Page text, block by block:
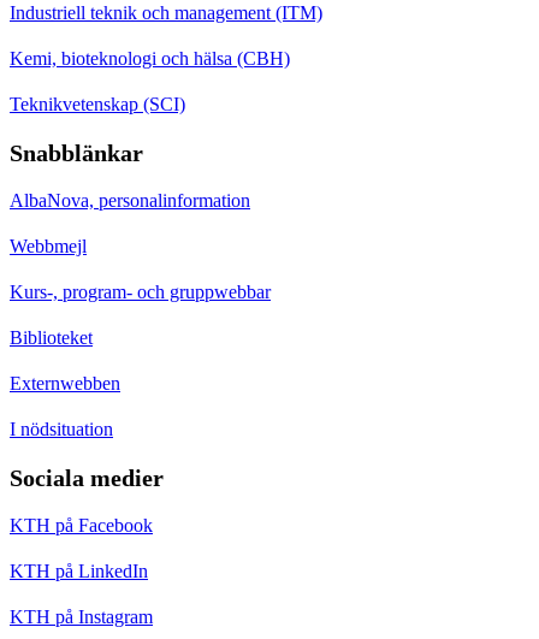
Industriell teknik och management (ITM)
Kemi, bioteknologi och hälsa (CBH)
Teknikvetenskap (SCI)
Snabblänkar
AlbaNova, personalinformation
Webbmejl
Kurs-, program- och gruppwebbar
Biblioteket
Externwebben
I nödsituation
Sociala medier
KTH på Facebook
KTH på LinkedIn
KTH på Instagram